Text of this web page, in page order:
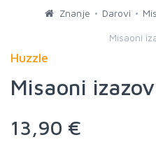
Znanje Darovi
Misaoni
Huzzle
Misaoni
13,90 €